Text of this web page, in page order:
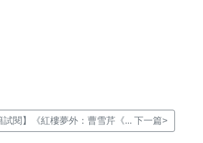
試閱】《紅樓夢外：曹雪芹《... 下一篇>